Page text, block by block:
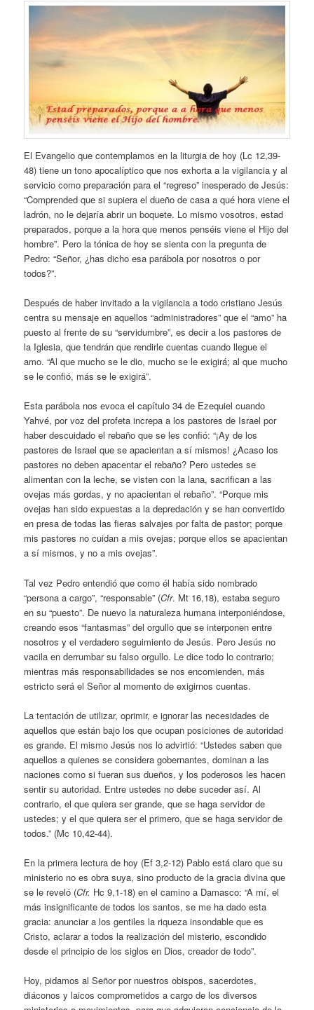
El Evangelio que contemplamos en la liturgia de hoy (Lc 12,39-
48) tiene un tono apocalíptico que nos exhorta a la vigilancia y al
servicio como preparación para el “regreso” inesperado de Jesús:
“Comprended que si supiera el dueño de casa a qué hora viene el
ladrón, no le dejaría abrir un boquete. Lo mismo vosotros, estad
preparados, porque a la hora que menos penséis viene el Hijo del
hombre”. Pero la tónica de hoy se sienta con la pregunta de
Pedro: “Señor, ¿has dicho esa parábola por nosotros o por
todos?”.
Después de haber invitado a la vigilancia a todo cristiano Jesús
centra su mensaje en aquellos “administradores” que el “amo” ha
puesto al frente de su “servidumbre”, es decir a los pastores de
la Iglesia, que tendrán que rendirle cuentas cuando llegue el
amo. “Al que mucho se le dio, mucho se le exigirá; al que mucho
se le confió, más se le exigirá”.
Esta parábola nos evoca el capítulo 34 de Ezequiel cuando
Yahvé, por voz del profeta increpa a los pastores de Israel por
haber descuidado el rebaño que se les confió: “¡Ay de los
pastores de Israel que se apacientan a sí mismos! ¿Acaso los
pastores no deben apacentar el rebaño? Pero ustedes se
alimentan con la leche, se visten con la lana, sacrifican a las
ovejas más gordas, y no apacientan el rebaño”. “Porque mis
ovejas han sido expuestas a la depredación y se han convertido
en presa de todas las fieras salvajes por falta de pastor; porque
mis pastores no cuidan a mis ovejas; porque ellos se apacientan
a sí mismos, y no a mis ovejas”.
Tal vez Pedro entendió que como él había sido nombrado
“persona a cargo”, “responsable” (Cfr. Mt 16,18), estaba seguro
en su “puesto”. De nuevo la naturaleza humana interponiéndose,
creando esos “fantasmas” del orgullo que se interponen entre
nosotros y el verdadero seguimiento de Jesús. Pero Jesús no
vacila en derrumbar su falso orgullo. Le dice todo lo contrario;
mientras más responsabilidades se nos encomienden, más
estricto será el Señor al momento de exigirnos cuentas.
La tentación de utilizar, oprimir, e ignorar las necesidades de
aquellos que están bajo los que ocupan posiciones de autoridad
es grande. El mismo Jesús nos lo advirtió: “Ustedes saben que
aquellos a quienes se considera gobernantes, dominan a las
naciones como si fueran sus dueños, y los poderosos les hacen
sentir su autoridad. Entre ustedes no debe suceder así. Al
contrario, el que quiera ser grande, que se haga servidor de
ustedes; y el que quiera ser el primero, que se haga servidor de
todos.” (Mc 10,42-44).
En la primera lectura de hoy (Ef 3,2-12) Pablo está claro que su
ministerio no es obra suya, sino producto de la gracia divina que
se le reveló (Cfr. Hc 9,1-18) en el camino a Damasco: “A mí, el
más insignificante de todos los santos, se me ha dado esta
gracia: anunciar a los gentiles la riqueza insondable que es
Cristo, aclarar a todos la realización del misterio, escondido
desde el principio de los siglos en Dios, creador de todo”.
Hoy, pidamos al Señor por nuestros obispos, sacerdotes,
diáconos y laicos comprometidos a cargo de los diversos